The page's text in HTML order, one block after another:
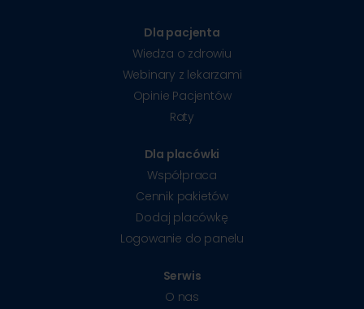
Dla pacjenta
Wiedza o zdrowiu
Webinary z lekarzami
Opinie Pacjentów
Raty
Dla placówki
Współpraca
Cennik pakietów
Dodaj placówkę
Logowanie do panelu
Serwis
O nas